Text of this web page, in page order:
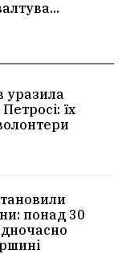
уразила
їх
понад 30